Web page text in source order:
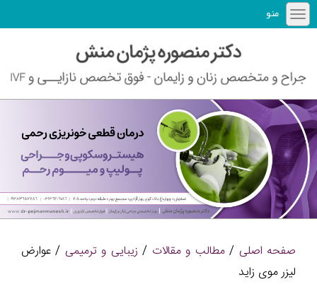
منو
صفحه اصلی /مطالب و مقالات / زیبایی و ترمیمی / عوارض
لیزر موی زاید